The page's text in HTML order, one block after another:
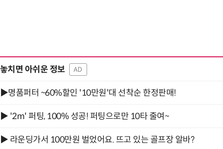
놓치면 아쉬운 정보 AD
▶명품퍼터 ~60%할인 '10만원'대 선착순 한정판매!
▶ '2m' 퍼팅, 100% 성공! 퍼팅으로만 10타 줄여~
▶ 라운딩가서 100만원 벌었어요. 뜨고 있는 골프장 알바?